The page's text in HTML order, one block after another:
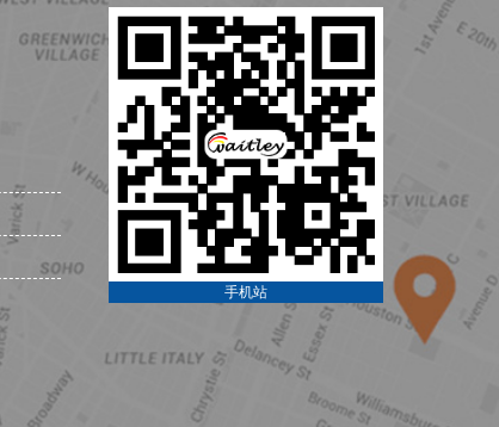
手机站